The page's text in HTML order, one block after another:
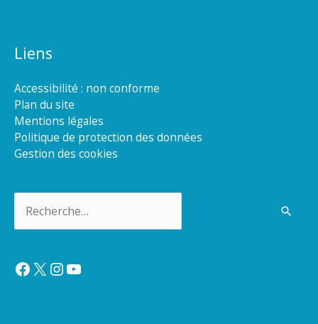
Liens
Accessibilité : non conforme
Plan du site
Mentions légales
Politique de protection des données
Gestion des cookies
Facebook
X Instagram
YouTube